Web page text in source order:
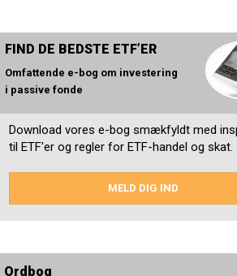
FIND DE BEDSTE ETF’ER
Omfattende e-bog om investering
i passive fonde
Download vores e-bog smækfyldt med
til ETF'er og regler for ETF-handel og skat.
MELD DIG IND
Ordbog